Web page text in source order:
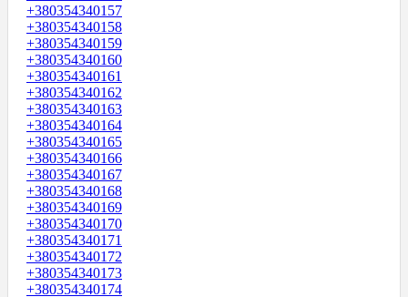
+380354340157
+380354340158
+380354340159
+380354340160
+380354340161
+380354340162
+380354340163
+380354340164
+380354340165
+380354340166
+380354340167
+380354340168
+380354340169
+380354340170
+380354340171
+380354340172
+380354340173
+380354340174